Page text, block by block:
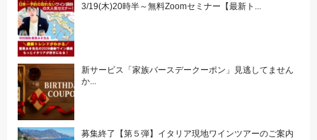
3/19(木)20時半～無料Zoomセミナー【最新ト...
新サービス「家族バースデークーポン」見逃してません
か...
募集終了【第５弾】イタリア現地ワインツアーのご案内